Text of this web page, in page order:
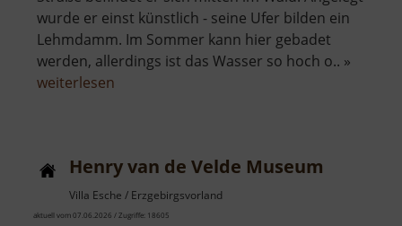
wurde er einst künstlich - seine Ufer bilden ein
Lehmdamm. Im Sommer kann hier gebadet
werden, allerdings ist das Wasser so hoch o.. »
weiterlesen
Henry van de Velde Museum
Villa Esche / Erzgebirgsvorland
aktuell vom 07.06.2026 / Zugriffe: 18605